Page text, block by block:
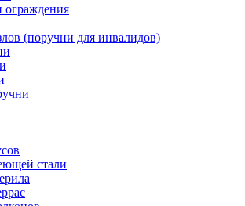
ограждения
(поручни для инвалидов)
стали